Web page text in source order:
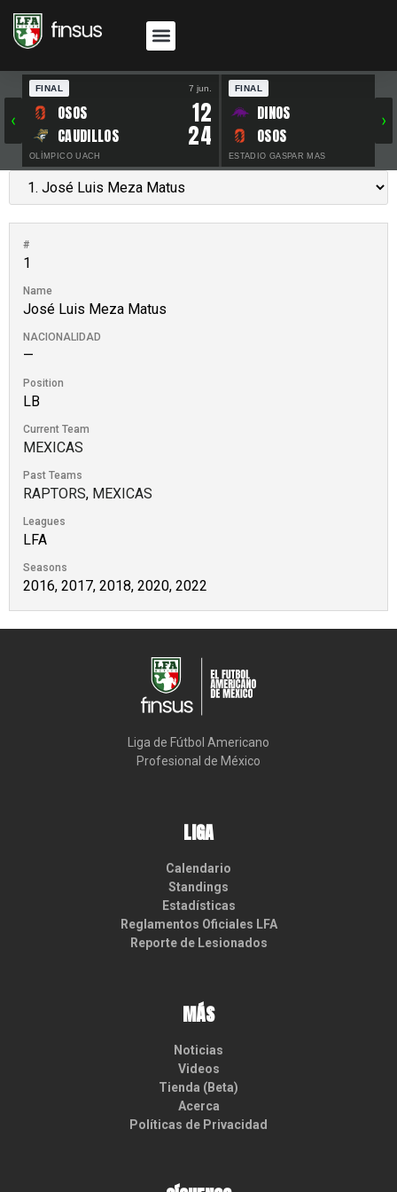
‹
FINAL 7 jun.
OSOS 12
CAUDILLOS 24
OLÍMPICO UACH
FINAL
DINOS
OSOS
ESTADIO GASPAR MAS
›
#
1
Name
José Luis Meza Matus
NACIONALIDAD
—
Position
LB
Current Team
MEXICAS
Past Teams
RAPTORS, MEXICAS
Leagues
LFA
Seasons
2016, 2017, 2018, 2020, 2022
Liga de Fútbol Americano
Profesional de México
LIGA
Calendario
Standings
Estadísticas
Reglamentos Oficiales LFA
Reporte de Lesionados
MÁS
Noticias
Videos
Tienda (Beta)
Acerca
Políticas de Privacidad